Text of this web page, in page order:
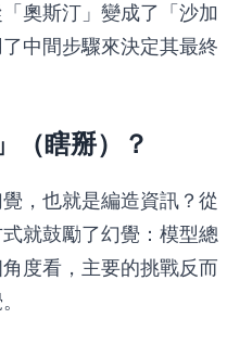
奧斯汀」變成了「沙加
中間步驟來決定其最終
（瞎掰）？
，也就是編造資訊？從
就鼓勵了幻覺：模型總
度看，主要的挑戰反而